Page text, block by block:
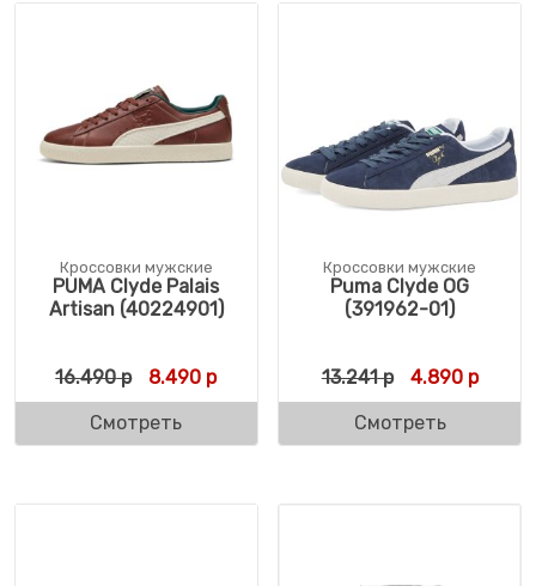
Кроссовки мужские
PUMA Clyde Palais
Artisan (40224901)
16.490р Первоначальная цена составляла 16.490
8.490 рТекущая цена: 8.490 р.
Смотреть
Кроссовки мужские
Puma Clyde OG
(391962-01)
13.241р 4.890р
Смотреть